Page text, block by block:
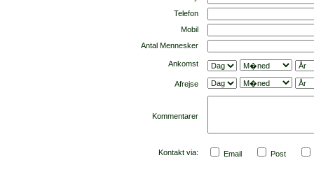
Telefon
Mobil
Antal Mennesker
Ankomst
Afrejse
Kommentarer
Kontakt via: Email Post